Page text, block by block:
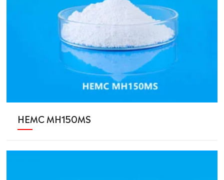
HEMC MH150MS